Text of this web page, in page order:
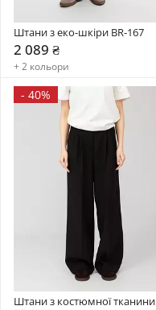
Штани з еко-шкіри BR-167
2 089 ₴
+ 2 кольори
- 40%
Штани з костюмної тканини